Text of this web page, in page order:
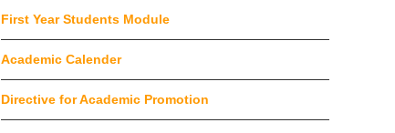
First Year Students Module
Academic Calender
Directive for Academic Promotion